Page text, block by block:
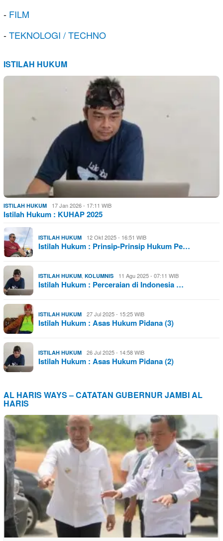
- FILM
-TEKNOLOGI / TECHNO
ISTILAH HUKUM
ISTILAH HUKUM 17 Jan 2026 - 17:11 WIB
Istilah Hukum : KUHAP 2025
ISTILAH HUKUM 12 Okt 2025 - 16:51 WIB
Istilah Hukum : Prinsip-Prinsip Hukum Pe…
ISTILAH HUKUM, KOLUMNIS 11 Agu 2025 - 07:11 WIB
Istilah Hukum : Perceraian di Indonesia …
ISTILAH HUKUM 27 Jul 2025 - 15:25 WIB
Istilah Hukum : Asas Hukum Pidana (3)
ISTILAH HUKUM 26 Jul 2025 - 14:58 WIB
Istilah Hukum : Asas Hukum Pidana (2)
AL HARIS WAYS – CATATAN GUBERNUR JAMBI AL
HARIS